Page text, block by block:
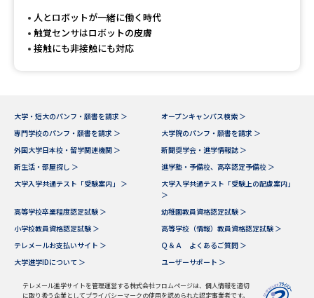
留学・進学関連、塾・予備校
大学入学共通テスト「受験上の
高等学校（情報）教員資格認定
試験
大学で学べる内容や特徴を調べる
新増設大学・学部・学科特集
国際・グローバルに強い大学特
集
人とロボットが一緒に働く時代
触覚センサはロボットの皮膚
接触にも非接触にも対応
大学・短大のパンフ・願書を請求 ＞
オープンキャンパス検索 ＞
専門学校のパンフ・願書を請求 ＞
大学院のパンフ・願書を請求 ＞
外国大学日本校・留学関連機関 ＞
新聞奨学会・進学情報誌 ＞
新生活・部屋探し ＞
進学塾・予備校、高卒認定予備校 ＞
大学入学共通テスト「受験案内」 ＞
大学入学共通テスト「受験上の配慮案内」
＞
高等学校卒業程度認定試験 ＞
幼稚園教員資格認定試験 ＞
小学校教員資格認定試験 ＞
高等学校（情報）教員資格認定試験 ＞
テレメールお支払いサイト ＞
Ｑ＆Ａ よくあるご質問 ＞
大学進学IDについて ＞
ユーザーサポート ＞
テレメール進学サイトを管理運営する株式会社フロムページは、個人情報を適切
に取り扱う企業としてプライバシーマークの使用を認められた認定事業者です。